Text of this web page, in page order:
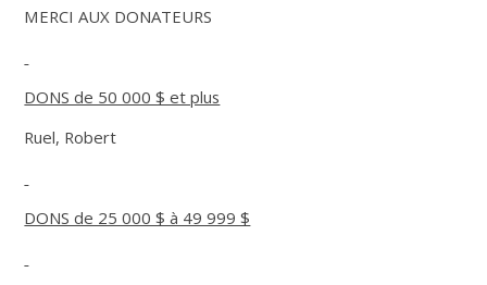
MERCI AUX DONATEURS
DONS de 50 000 $ et plus
Ruel, Robert
DONS de 25 000 $ à 49 999 $